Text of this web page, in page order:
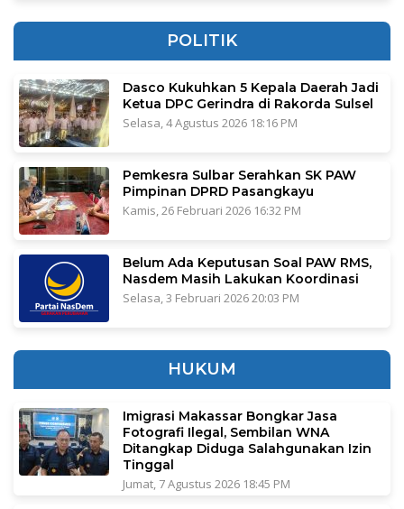
POLITIK
Dasco Kukuhkan 5 Kepala Daerah Jadi
Ketua DPC Gerindra di Rakorda Sulsel
Selasa, 4 Agustus 2026 18:16 PM
Pemkesra Sulbar Serahkan SK PAW
Pimpinan DPRD Pasangkayu
Kamis, 26 Februari 2026 16:32 PM
Belum Ada Keputusan Soal PAW RMS,
Nasdem Masih Lakukan Koordinasi
Selasa, 3 Februari 2026 20:03 PM
HUKUM
Imigrasi Makassar Bongkar Jasa
Fotografi Ilegal, Sembilan WNA
Ditangkap Diduga Salahgunakan Izin
Tinggal
Jumat, 7 Agustus 2026 18:45 PM